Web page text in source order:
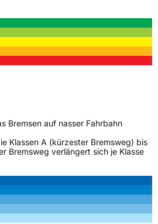
Bremsen auf nasser Fahrbahn
Klassen A (kürzester Bremsweg) bis
Bremsweg verlängert sich je Klasse